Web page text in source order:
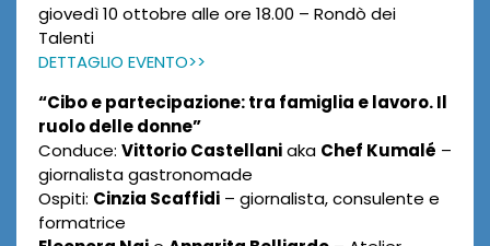
giovedì 10 ottobre alle ore 18.00 – Rondò dei
Talenti
DETTAGLIO EVENTO>>
“Cibo e partecipazione: tra famiglia e lavoro. Il
ruolo delle donne”
Conduce: Vittorio Castellaniaka Chef Kumalé –
giornalista gastronomade
Ospiti: Cinzia Scaffidi – giornalista, consulente e
formatrice